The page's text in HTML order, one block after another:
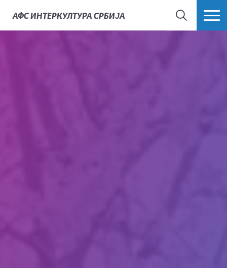
АФСИНТЕРКУЛТУРА СРБИЈА
ТРАЖИ ВИШЕ